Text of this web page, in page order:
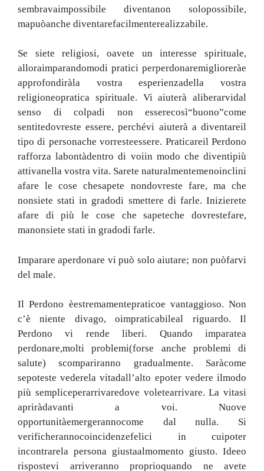
sembravaimpossibile diventanon solopossibile,
mapuòanche diventarefacilmenterealizzabile.
Se siete religiosi,oavete un interesse spirituale,
alloraimparandomodi pratici perperdonaremiglioreràe
approfondiràla vostra esperienzadella vostra
religioneopratica spirituale. Vi aiuterà aliberarvidal
senso di colpadi non esserecosì“buono”come
sentitedovreste essere,perchévi aiuterà a diventareil
tipo di personache vorresteessere. Praticareil Perdono
rafforza labontàdentro di voiin modo che diventipiù
attivanella vostra vita. Sarete naturalmentemenoinclini
afare le cose chesapete nondovreste fare, mache
nonsiete stati in gradodi smettere di farle.Inizierete
afare dipiù le cose che sapeteche dovrestefare,
manonsiete stati in gradodi farle.
Imparare aperdonare vipuò solo aiutare; non puòfarvi
del male.
Il Perdono èestremamentepraticoe vantaggioso. Non
c’è niente divago,oimpraticabileal riguardo.Il
Perdono vi rende liberi. Quando imparatea
perdonare,molti problemi(forse anche problemi di
salute)scompariranno gradualmente. Saràcome
sepoteste vederela vitadall’alto epoter vedere ilmodo
più sempliceperarrivaredove voletearrivare.La vitasi
apriràdavanti a voi.Nuove
opportunitàemergerannocome dal nulla. Si
verificherannocoincidenzefelici in cuipoter
incontrarela persona giustaalmomento giusto. Ideeo
rispostevi arriveranno proprioquando ne avete